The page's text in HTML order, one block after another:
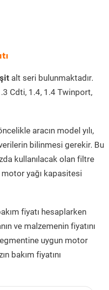
alt seri bulunmaktadır.
Cdti, 1.4, 1.4 Twinport,
aracın model yılı,
bilinmesi gerekir. Bu
kullanılacak olan filtre
motor yağı kapasitesi
fiyatı hesaplarken
ve malzemenin fiyatını
uygun motor
bakım fiyatını